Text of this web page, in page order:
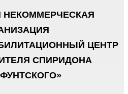
ЦЕНТР
СПИРИДОНА